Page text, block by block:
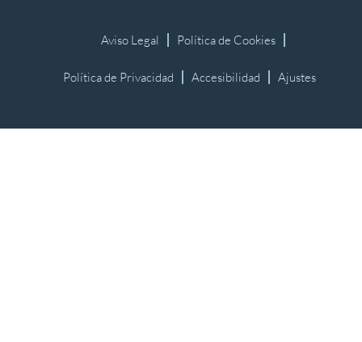
Aviso Legal Política de Cookies
Política de Privacidad Accesibilidad Ajustes